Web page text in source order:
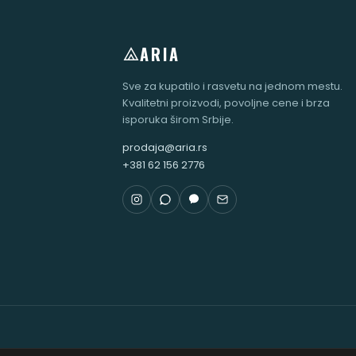
ARIA
Sve za kupatilo i rasvetu na jednom mestu.
Kvalitetni proizvodi, povoljne cene i brza
isporuka širom Srbije.
prodaja@aria.rs
+381 62 156 2776